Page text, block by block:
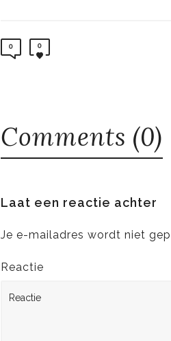
0 0
Comments (0)
Laat een reactie achter
Je e-mailadres wordt niet
Reactie